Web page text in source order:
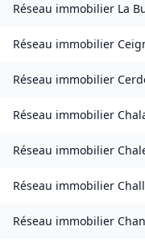
Réseau immobilier La
Réseau immobilier
Réseau immobilier
Réseau immobilier
Réseau immobilier
Réseau immobilier
Réseau immobilier